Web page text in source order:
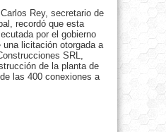
Rey, secretario de
recordó que esta
por el gobierno
licitación otorgada a
SRL,
de la planta de
las 400 conexiones a